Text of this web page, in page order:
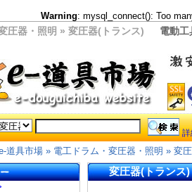
Warning: mysql_connect(): Too
圧器・照明 » 変圧器(トランス) 電動工
道具市場 » 電工ドラム・変圧器・照明 » 変
変圧器(トランス)